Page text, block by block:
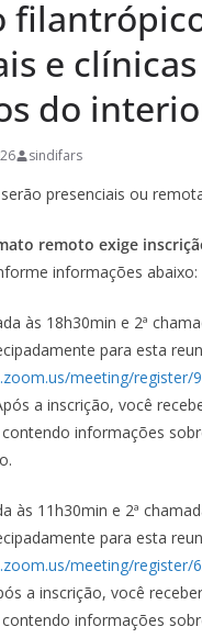
e clínicas
do
sindifars
presenciais ou
remoto exige
informações abaixo:
às 18h30min e 2ª
para esta
meeting/register/
a inscrição, você
informações
às 11h30min e 2ª
para esta
meeting/register/
a inscrição, você
informações